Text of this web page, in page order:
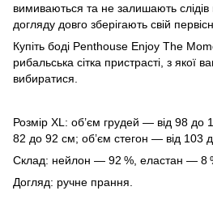
вимиваються та не залишають слідів
догляду довго зберігають свій
Купіть боді Penthouse Enjoy The
рибальська сітка пристрасті, з якої
вибиратися.
Розмір XL: об’єм грудей — від 98 до
82 до 92 см; об’єм стегон — від 103
Склад: нейлон — 92 %, еластан — 8
Догляд: ручне прання.